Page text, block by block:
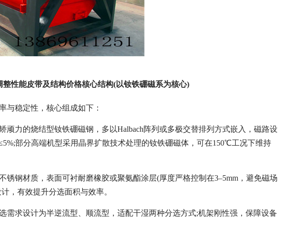
性能皮带及结构价格核心结构(以钕铁硼磁系为核心)
与稳定性，核心组成如下：
顽力的烧结型钕铁硼磁钢，多以Halbach阵列或多极交替排列方式嵌入，磁路设
部分高端机型采用晶界扩散技术处理的钕铁硼磁体，可在150℃工况下维持
钢材质，表面可衬耐磨橡胶或聚氨酯涂层(厚度严格控制在3–5mm，避免磁场
，有效提升分选面积与效率。
求设计为半逆流型、顺流型，适配干湿两种分选方式;机架刚性强，保障设备